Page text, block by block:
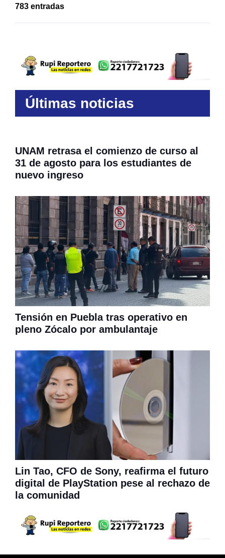
783 entradas
Últimas noticias
UNAM retrasa el comienzo de curso al
31 de agosto para los estudiantes de
nuevo ingreso
Tensión en Puebla tras operativo en
pleno Zócalo por ambulantaje
Lin Tao, CFO de Sony, reafirma el futuro
digital de PlayStation pese al rechazo de
la comunidad